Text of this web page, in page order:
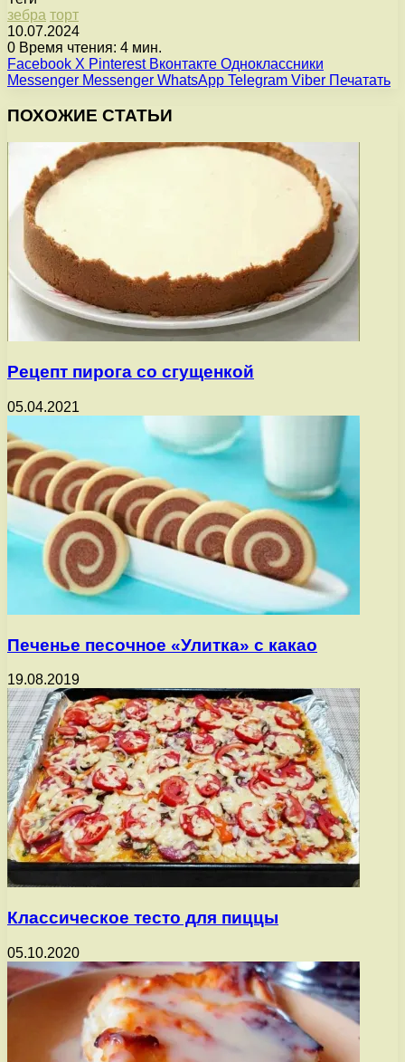
зебра торт
10.07.2024
0 Время чтения: 4 мин.
Facebook X Pinterest Вконтакте Одноклассники
Messenger Messenger WhatsApp Telegram Viber Печатать
ПОХОЖИЕ СТАТЬИ
Рецепт пирога со сгущенкой
05.04.2021
Печенье песочное «Улитка» с какао
19.08.2019
Классическое тесто для пиццы
05.10.2020